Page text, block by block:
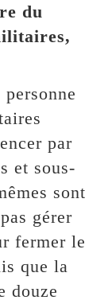
du
par
et sous-
sont
gérer
fermer le
que la
douze